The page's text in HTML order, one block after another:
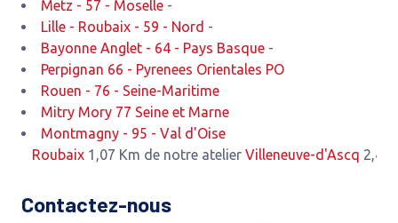
Metz - 57 - Moselle -
Lille - Roubaix - 59 - Nord -
Bayonne Anglet - 64 - Pays Basque -
Perpignan 66 - Pyrenees Orientales PO
Rouen - 76 - Seine-Maritime
Mitry Mory 77 Seine et Marne
Montmagny - 95 - Val d'Oise
Roubaix1,07 Km de notre atelierVilleneuve-d'Ascq2,47 Km
Contactez-nous